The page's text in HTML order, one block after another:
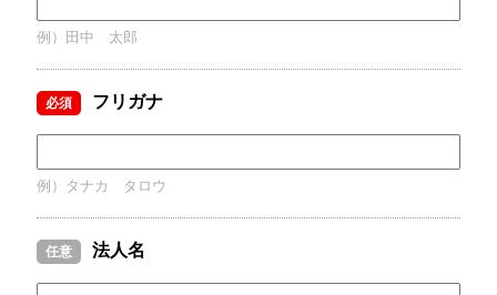
例）田中 太郎
必須 フリガナ
例）タナカ タロウ
任意 法人名